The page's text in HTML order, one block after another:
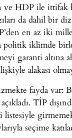
HDP ile ittifak
da dahil bir
en az iki
politik iklimde
garanti altına
alakası
fayda var:
TİP
seçime